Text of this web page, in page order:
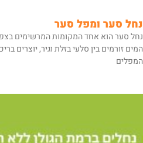
נחל סער ומפל סער
נחל סער הוא אחד המקומות המרשימים
המים זורמים בין סלעי בזלת וגיר, יוצרים
המפלים